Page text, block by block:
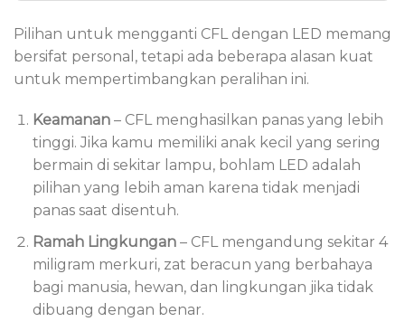
Pilihan untuk mengganti CFL dengan LED memang
bersifat personal, tetapi ada beberapa alasan kuat
untuk mempertimbangkan peralihan ini.
Keamanan– CFL menghasilkan panas yang lebih
tinggi. Jika kamu memiliki anak kecil yang sering
bermain di sekitar lampu, bohlam LED adalah
pilihan yang lebih aman karena tidak menjadi
panas saat disentuh.
Ramah Lingkungan– CFL mengandung sekitar 4
miligram merkuri, zat beracun yang berbahaya
bagi manusia, hewan, dan lingkungan jika tidak
dibuang dengan benar.